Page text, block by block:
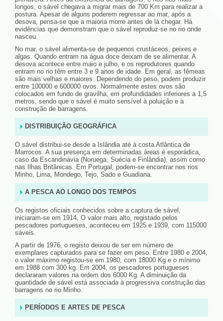
longos, o sável chegava a migrar mais de 700 Km para realizar a
postura. Apesar de alguns poderem regressar ao mar, após a
desova, pensa-se que a maioria morre antes de lá chegar. Há
evidências que demonstram que o sável reproduz-se no rio onde
nasceu.
No mar, o sável alimenta-se de pequenos crustáceos, peixes e
algas. Quando entram na água doce deixam de se alimentar. A
desova acontece entre maio e julho, e os reprodutores quando
entram no rio têm entre 3 e 9 anos de idade. Em geral, as fêmeas
são mais velhas e maiores. Dependendo do peso, podem produzir
entre 100000 e 600000 ovos. Normalmente estes ovos são
colocados em fundo de gravilha, em profundidades inferiores a 1,5
metros, sendo que o sável é muito sensível à poluição e à
construção de barragens.
DISTRIBUIÇÃO GEOGRÁFICA
O sável distribui-se desde a Islândia até à costa Atlântica de
Marrocos. A sua presença em determinadas áreas é esporádica,
caso da Escandinávia (Noruega, Suécia e Finlândia), assim como
nas Ilhas Britânicas. Em Portugal, podem-se encontrar nos rios
Minho, Lima, Mondego, Tejo, Sado e Guadiana.
A PESCA AO LONGO DOS TEMPOS
Os registos oficiais conhecidos sobre a captura de sável,
iniciaram-se em 1914, O valor mais alto, registado pelos
pescadores portugueses, aconteceu em 1925 e 1939, com 115000
sáveis.
A partir de 1976, o registo deixou de ser em número de
exemplares capturados para se fazer em peso. Entre 1980 e 2004,
o valor máximo registou-se em 1980, com 18000 Kg e o mínimo
em 1988 com 300 kg. Em 2004, os pescadores portugueses
declararam valores na ordem dos 6000 Kg. A diminuição da
quantidade de sável está associada à progressiva construção das
barragens no rio Minho.
PERÍODOS E ARTES DE PESCA